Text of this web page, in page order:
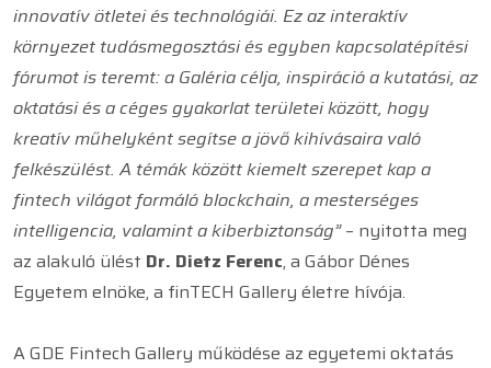
innovatív ötletei és technológiái. Ez az interaktív
környezet tudásmegosztási és egyben kapcsolatépítési
fórumot is teremt: a Galéria célja, inspiráció a kutatási, az
oktatási és a céges gyakorlat területei között, hogy
kreatív műhelyként segítse a jövő kihívásaira való
felkészülést. A témák között kiemelt szerepet kap a
fintech világot formáló blockchain, a mesterséges
intelligencia, valamint a kiberbiztonság”– nyitotta meg
az alakuló ülést Dr. Dietz Ferenc, a Gábor Dénes
Egyetem elnöke, a finTECH Gallery életre hívója.
A GDE Fintech Gallery működése az egyetemi oktatás